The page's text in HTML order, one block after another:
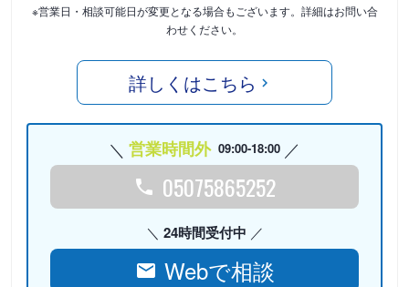
※営業日・相談可能日が変更となる場合もございます。詳細はお問い合
わせください。
詳しくはこちら
営業時間外 09:00-18:00
05075865252
24時間受付中
Webで相談